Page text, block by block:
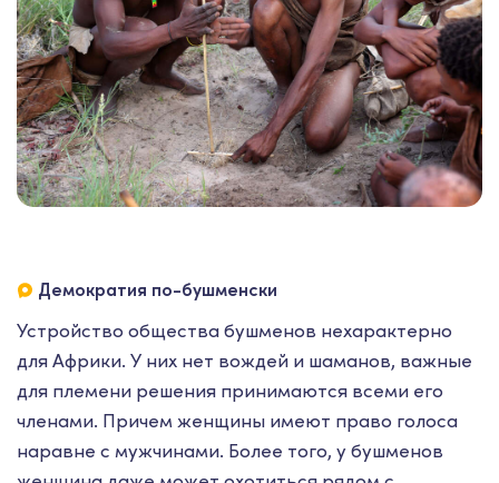
Демократия по-бушменски
Устройство общества бушменов нехарактерно
для Африки. У них нет вождей и шаманов, важные
для племени решения принимаются всеми его
членами. Причем женщины имеют право голоса
наравне с мужчинами. Более того, у бушменов